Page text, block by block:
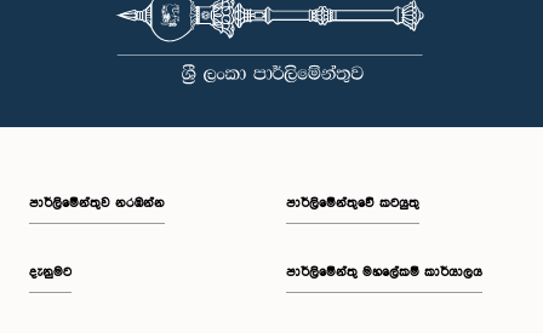
සභාපතිවරයා විසින් ඒ පිළිබඳව නිසි පරිදි සලකා බැලීමෙන් අනතුරුව, ඉහත
කී නිලධාරීන්ට සමාව ලබා දෙන ලෙස කරන ලද ඉල්ලීම පිළිගන්නා
ලදී. පාර්ලිමේන්තු කාරක සභා රැස්වීම් සඳහා පෙනී සිටින සියලුම පුද්ගලයන්
සෑම අවස්ථාවකදීම ඉහළම මට්ටමින් ආචාරධර්ම හා හැසිරීම් අනුගමනය
පාර්ලිමේන්තුවේ ගරුත්වය හා අධිකාරිය ආරක්ෂා කරමින් කටයුතු කිරීමත්
පාර්ලි‌මේන්තුව නරඹන්න
දැනුමට
පාර්ලිමේන්තුවේ කටයුතු
පාර්ලිමේන්තු මහලේකම් කාර්යාලය